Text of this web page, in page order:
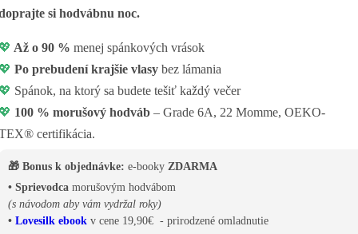
si hodvábnu noc.
Až o 90 % menej spánkových vrások
Po prebudení krajšie vlasy bez lámania
Spánok, na ktorý sa budete tešiť každý večer
100 % morušový hodváb – Grade 6A, 22 Momme, OEKO-
certifikácia.
🎁 Bonus k objednávke: e-booky ZDARMA
• Sprievodca morušovým hodvábom
(s návodom aby vám vydržal roky)
• Lovesilk ebook v cene 19,90€ - prirodzené omladnutie